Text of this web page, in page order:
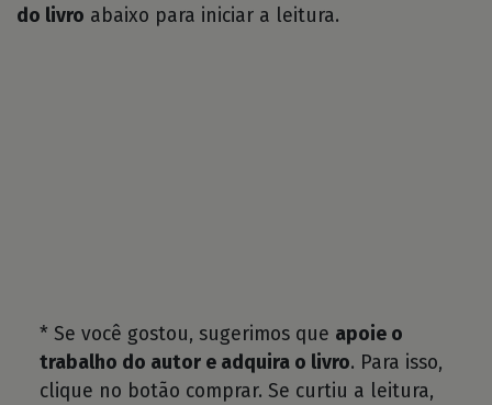
do livro abaixo para iniciar a leitura.
* Se você gostou, sugerimos que apoie o
trabalho do autor e adquira o livro. Para isso,
clique no botão comprar. Se curtiu a leitura,